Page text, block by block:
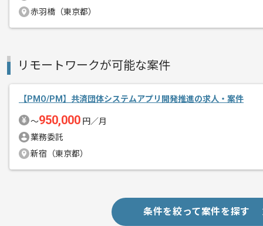
エージェントからのコ
日比谷での常駐作業となります。
赤羽橋（東京都）
リモートワークが可能な案件
【PMO/PM】共済団体システムアプリ開発推進の求人・案件
〜950,000 円／月
業務委託
新宿（東京都）
条件を絞って案件を探す